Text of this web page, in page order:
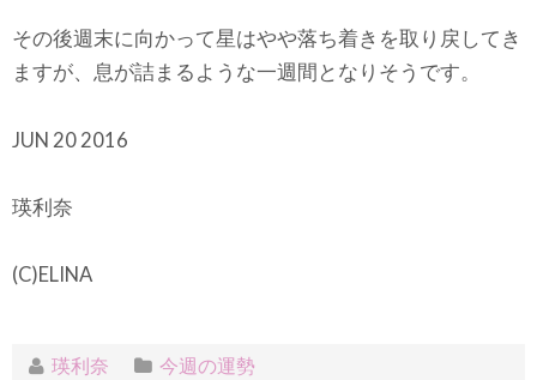
その後週末に向かって星はやや落ち着きを取り戻してき
ますが、息が詰まるような一週間となりそうです。
JUN 20 2016
瑛利奈
(C)ELINA
瑛利奈 今週の運勢